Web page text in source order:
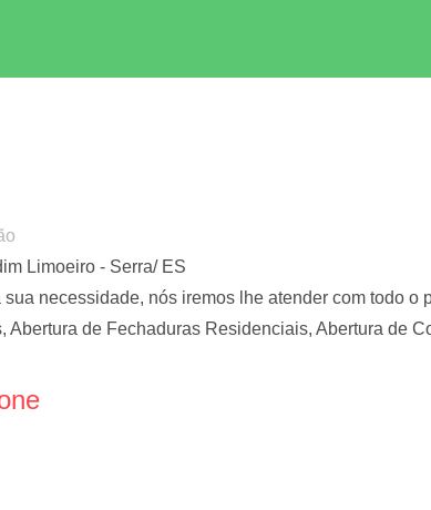
Limoeiro - Serra/ ES
necessidade, nós iremos lhe atender com todo
Abertura de Fechaduras Residenciais, Abertura de